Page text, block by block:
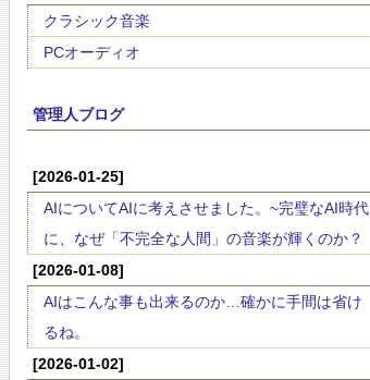
クラシック音楽
PCオーディオ
管理人ブログ
[2026-01-25]
AIについてAIに考えさせました。~完璧なAI時代
に、なぜ「不完全な人間」の音楽が輝くのか？
[2026-01-08]
AIはこんな事も出来るのか…確かに手間は省け
るね。
[2026-01-02]